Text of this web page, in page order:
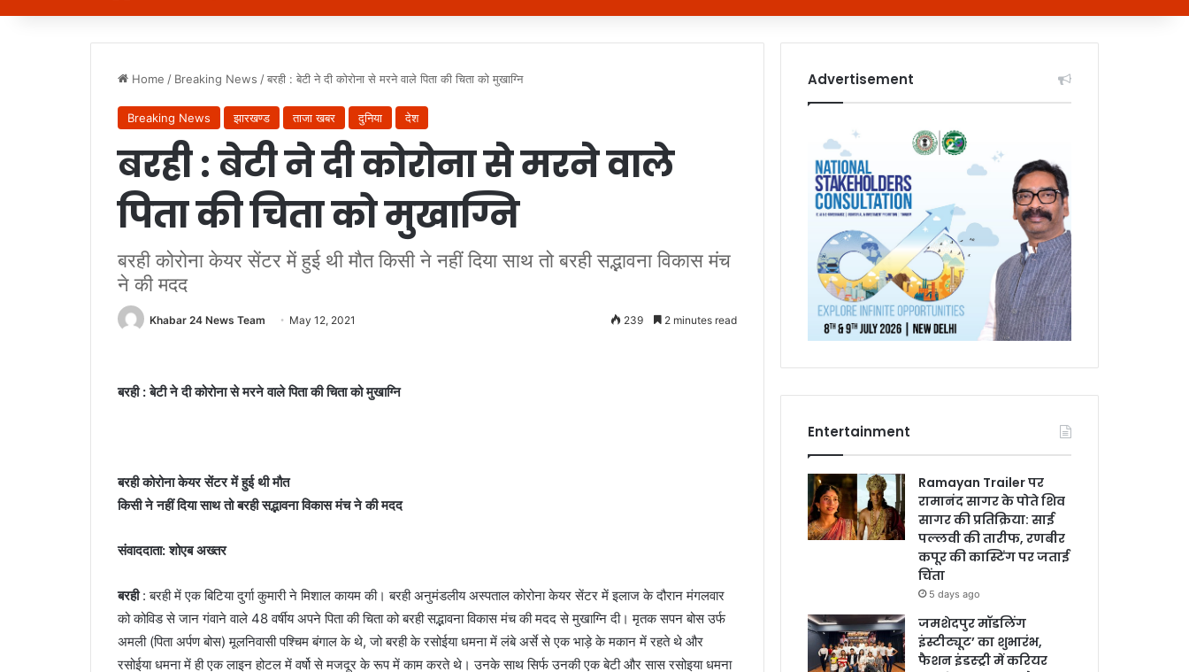
Home / Breaking News /बरही : बेटी ने दी कोरोना से मरने वाले पिता की चिता को मुखाग्नि
Breaking News झारखण्ड ताजा खबर दुनिया देश
बरही : बेटी ने दी कोरोना से मरने वाले
पिता की चिता को मुखाग्नि
बरही कोरोना केयर सेंटर में हुई थी मौत किसी ने नहीं दिया साथ तो बरही सद्भावना विकास मंच
ने की मदद
Khabar 24 News Team May 12, 2021 239 2 minutes read
बरही : बेटी ने दी कोरोना से मरने वाले पिता की चिता को मुखाग्नि
बरही कोरोना केयर सेंटर में हुई थी मौत
किसी ने नहीं दिया साथ तो बरही सद्भावना विकास मंच ने की मदद
संवाददाता: शोएब अख्तर
बरही: बरही में एक बिटिया दुर्गा कुमारी ने मिशाल कायम की। बरही अनुमंडलीय अस्पताल कोरोना केयर सेंटर में इलाज के दौरान मंगलवार
को कोविड से जान गंवाने वाले 48 वर्षीय अपने पिता की चिता को बरही सद्भावना विकास मंच की मदद से मुखाग्नि दी। मृतक सपन बोस उर्फ
अमली (पिता अर्पण बोस) मूलनिवासी पश्चिम बंगाल के थे, जो बरही के रसोईया धमना में लंबे अर्से से एक भाड़े के मकान में रहते थे और
रसोईया धमना में ही एक लाइन होटल में वर्षो से मजदूर के रूप में काम करते थे। उनके साथ सिर्फ उनकी एक बेटी और सास रसोइया धमना
Advertisement
Entertainment
Ramayan Trailer पर
रामानंद सागर के पोते शिव
सागर की प्रतिक्रिया: साई
पल्लवी की तारीफ, रणबीर
कपूर की कास्टिंग पर जताई
चिंता
5 days ago
जमशेदपुर मॉडलिंग
इंस्टीट्यूट’ का शुभारंभ,
फैशन इंडस्ट्री में करियर